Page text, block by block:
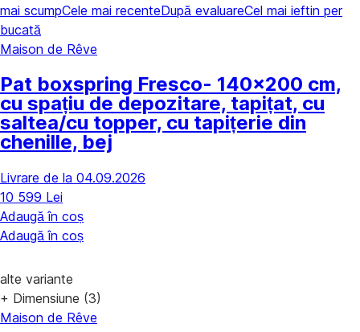
mai scumpCele mai recenteDupă evaluareCel mai ieftin per
bucată
Maison de Rêve
Pat boxspring Fresco- 140x200 cm,
cu spațiu de depozitare, tapițat, cu
saltea/cu topper, cu tapițerie din
chenille, bej
Livrare de la 04.09.2026
10 599 Lei
Adaugă în coș
Adaugă în coș
alte variante
+ Dimensiune (3)
Maison de Rêve